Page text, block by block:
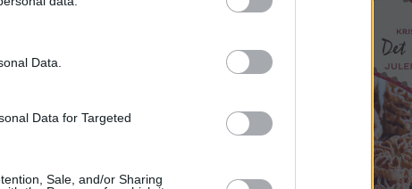
Data.
Data for Targeted
Sale, and/or Sharing